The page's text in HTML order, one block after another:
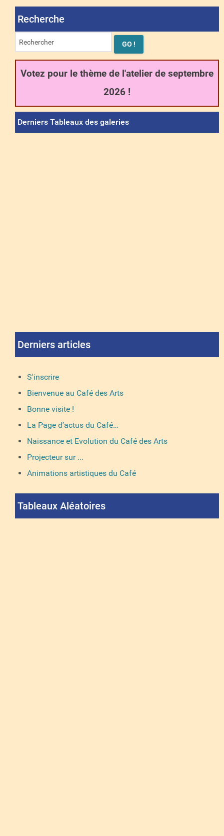
Recherche
Votez pour le thème de l'atelier de septembre
2026 !
Derniers Tableaux des galeries
Derniers articles
S'inscrire
Bienvenue au Café des Arts
Bonne visite !
La Page d’actus du Café…
Naissance et Evolution du Café des Arts
Projecteur sur ...
Animations artistiques du Café
Tableaux Aléatoires